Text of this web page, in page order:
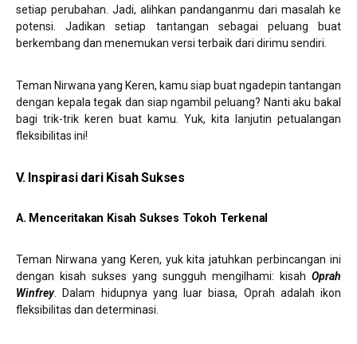
setiap perubahan. Jadi, alihkan pandanganmu dari masalah ke
potensi. Jadikan setiap tantangan sebagai peluang buat
berkembang dan menemukan versi terbaik dari dirimu sendiri.
Teman Nirwana yang Keren, kamu siap buat ngadepin tantangan
dengan kepala tegak dan siap ngambil peluang? Nanti aku bakal
bagi trik-trik keren buat kamu. Yuk, kita lanjutin petualangan
fleksibilitas ini!
V. Inspirasi dari Kisah Sukses
A. Menceritakan Kisah Sukses Tokoh Terkenal
Teman Nirwana yang Keren, yuk kita jatuhkan perbincangan ini
dengan kisah sukses yang sungguh mengilhami: kisah Oprah
Winfrey. Dalam hidupnya yang luar biasa, Oprah adalah ikon
fleksibilitas dan determinasi.